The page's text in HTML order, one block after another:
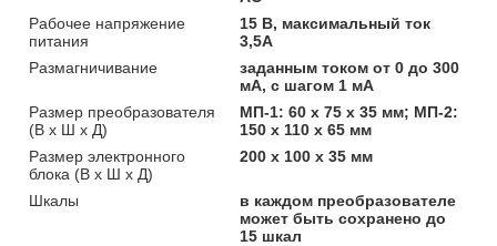
Рабочее напряжение
питания
15 В, максимальный ток
3,5А
Размагничивание
заданным током от 0 до 300
мА, с шагом 1 мА
Размер преобразователя
(В х Ш х Д)
МП-1: 60 x 75 x 35 мм; МП-2:
150 х 110 х 65 мм
Размер электронного
блока (В x Ш x Д)
200 x 100 x 35 мм
Шкалы
в каждом преобразователе
может быть сохранено до
15 шкал